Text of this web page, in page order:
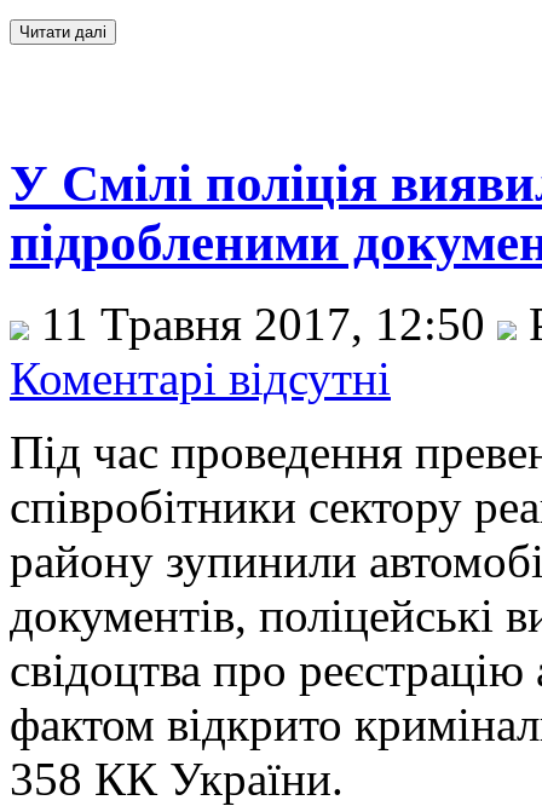
У Смілі поліція
підробленими
11 Травня 2017, 12:50
Коментарі відсутні
Під час проведення
співробітники сектору
району зупинили
документів, поліцейські
свідоцтва про
фактом відкрито
358 КК України.